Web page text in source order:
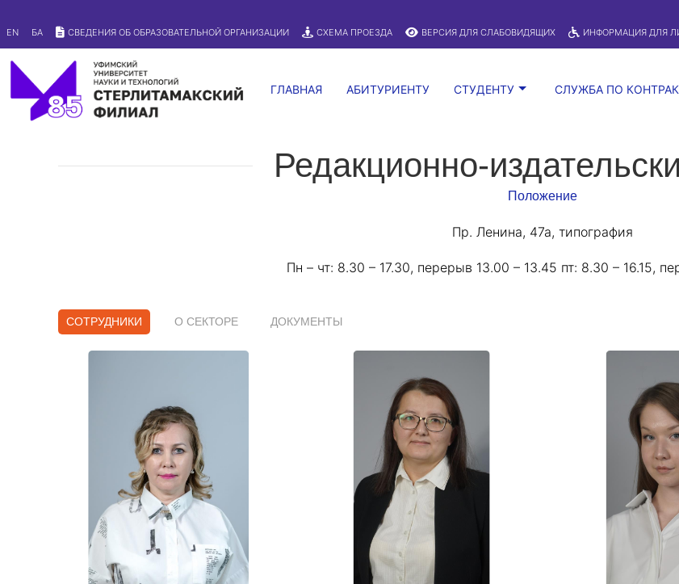
EN БА СВЕДЕНИЯ ОБ ОБРАЗОВАТЕЛЬНОЙ ОРГАНИЗАЦИИ СХЕМА ПРОЕЗДА ВЕРСИЯ ДЛЯ СЛАБОВИДЯЩИХ ИНФОРМАЦИЯ ДЛЯ
ГЛАВНАЯ АБИТУРИЕНТУ СТУДЕНТУ СЛУЖБА ПО
Редакционно-
Положение
Пр. Ленина, 47а, типография
Пн – чт: 8.30 – 17.30, перерыв 13.00 – 13.45 пт: 8.30 – 16.15,
СОТРУДНИКИ О СЕКТОРЕ ДОКУМЕНТЫ